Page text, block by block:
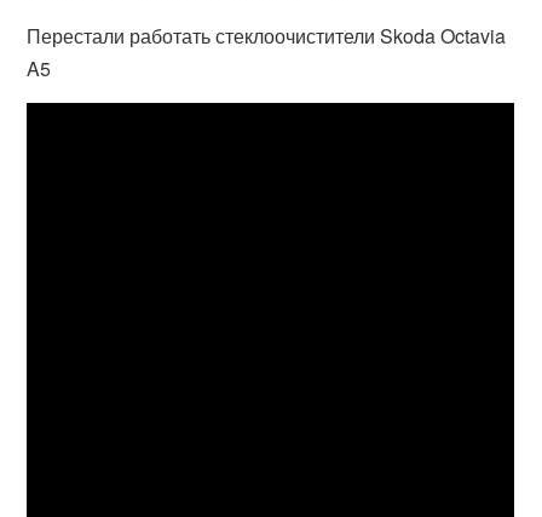
Перестали работать стеклоочистители Skoda Octavia
A5